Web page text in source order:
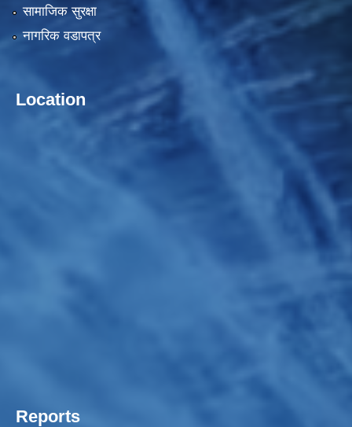
सामाजिक सुरक्षा
नागरिक वडापत्र
Location
Reports